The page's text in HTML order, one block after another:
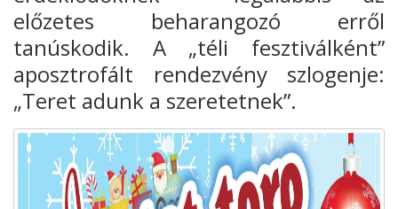
előzetes beharangozó erről
tanúskodik. A „téli fesztiválként”
aposztrofált rendezvény szlogenje:
„Teret adunk a szeretetnek”.